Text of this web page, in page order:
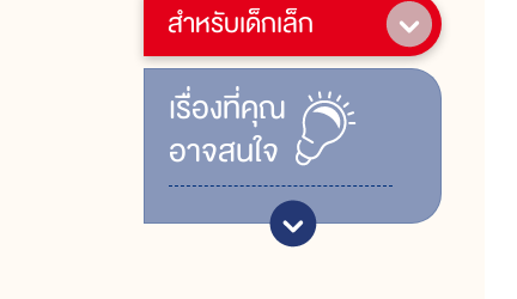
สำหรับเด็กเล็ก
เรื่ิองที่คุณ
อาจสนใจ